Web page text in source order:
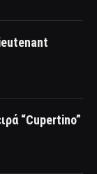
“Cupertino”